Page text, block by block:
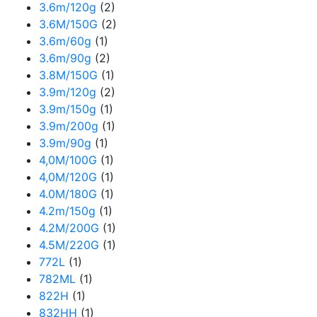
3.6m/120g (2)
3.6M/150G (2)
3.6m/60g (1)
3.6m/90g (2)
3.8M/150G (1)
3.9m/120g (2)
3.9m/150g (1)
3.9m/200g (1)
3.9m/90g (1)
4,0M/100G (1)
4,0M/120G (1)
4.0M/180G (1)
4.2m/150g (1)
4.2M/200G (1)
4.5M/220G (1)
772L (1)
782ML (1)
822H (1)
832HH (1)